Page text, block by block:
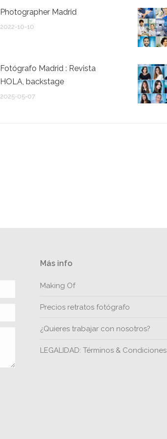
Photographer Madrid
2022-10-10
Fotógrafo Madrid : Revista
HOLA, backstage
2025-05-07
Más info
Making Of
Precios retratos fotógrafo
¿Quieres trabajar con nosotros?
LEGALIDAD: Términos & Condiciones